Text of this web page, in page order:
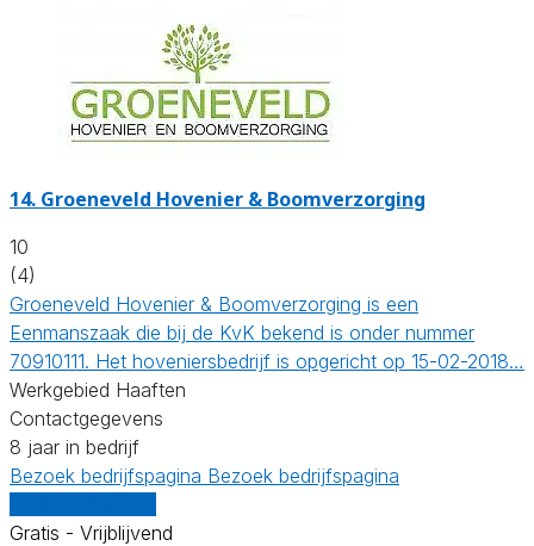
14. Groeneveld Hovenier & Boomverzorging
10
(4)
Groeneveld Hovenier & Boomverzorging is een
Eenmanszaak die bij de KvK bekend is onder nummer
70910111. Het hoveniersbedrijf is opgericht op 15-02-2018…
Werkgebied Haaften
Contactgegevens
8 jaar in bedrijf
Bezoek bedrijfspagina Bezoek bedrijfspagina
Gratis - Vrijblijvend